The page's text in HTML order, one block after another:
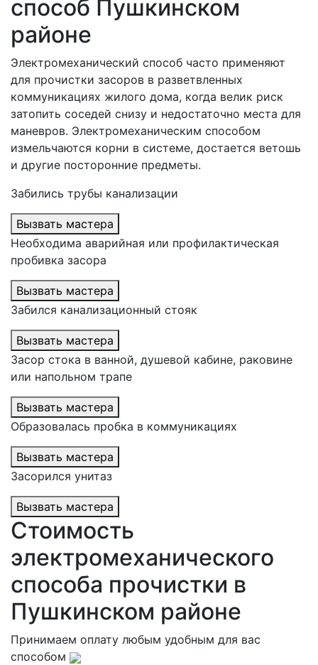
способ Пушкинском
районе
Электромеханический способ часто применяют
для прочистки засоров в разветвленных
коммуникациях жилого дома, когда велик риск
затопить соседей снизу и недостаточно места для
маневров. Электромеханическим способом
измельчаются корни в системе, достается ветошь
и другие посторонние предметы.
Забились трубы канализации
Вызвать мастера
Необходима аварийная или профилактическая
пробивка засора
Вызвать мастера
Забился канализационный стояк
Вызвать мастера
Засор стока в ванной, душевой кабине, раковине
или напольном трапе
Вызвать мастера
Образовалась пробка в коммуникациях
Вызвать мастера
Засорился унитаз
Вызвать мастера
Стоимость
электромеханического
способа прочистки в
Пушкинском районе
Принимаем оплату любым удобным для вас
способом